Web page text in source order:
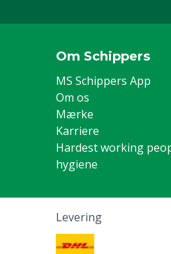
Om Schippers
MS Schippers App
Om os
Mærke
Karriere
Hardest working
hygiene
Levering